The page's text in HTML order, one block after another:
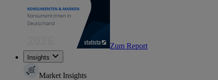
Zum Report
Insights
Market Insights